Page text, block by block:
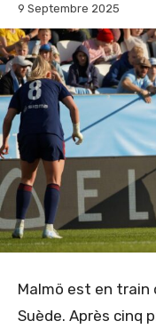
9 Septembre 2025
Malmö est en train
Suède. Après cinq